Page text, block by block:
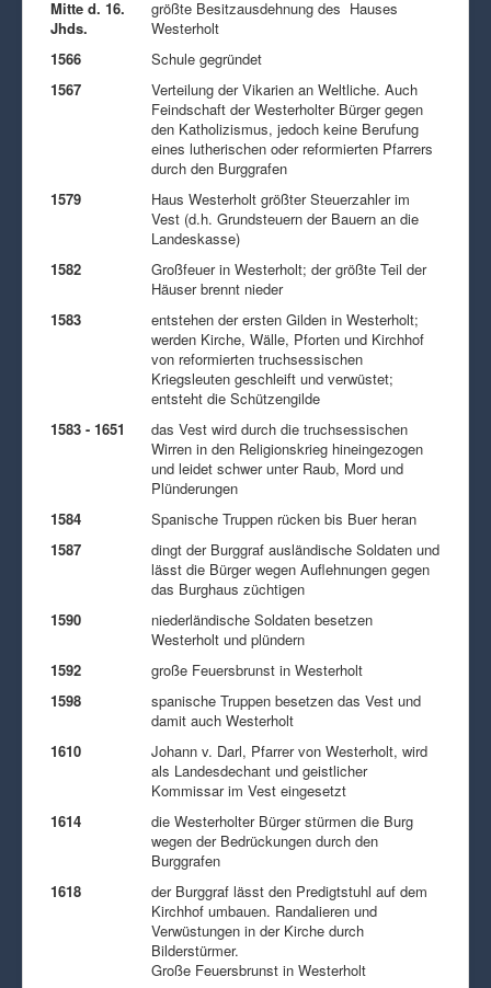
Mitte d. 16.
Jhds.
größte Besitzausdehnung des Hauses
Westerholt
1566
Schule gegründet
1567
Verteilung der Vikarien an Weltliche. Auch
Feindschaft der Westerholter Bürger gegen
den Katholizismus, jedoch keine Berufung
eines lutherischen oder reformierten Pfarrers
durch den Burggrafen
1579
Haus Westerholt größter Steuerzahler im
Vest (d.h. Grundsteuern der Bauern an die
Landeskasse)
1582
Großfeuer in Westerholt; der größte Teil der
Häuser brennt nieder
1583
entstehen der ersten Gilden in Westerholt;
werden Kirche, Wälle, Pforten und Kirchhof
von reformierten truchsessischen
Kriegsleuten geschleift und verwüstet;
entsteht die Schützengilde
1583 - 1651
das Vest wird durch die truchsessischen
Wirren in den Religionskrieg hineingezogen
und leidet schwer unter Raub, Mord und
Plünderungen
1584
Spanische Truppen rücken bis Buer heran
1587
dingt der Burggraf ausländische Soldaten und
lässt die Bürger wegen Auflehnungen gegen
das Burghaus züchtigen
1590
niederländische Soldaten besetzen
Westerholt und plündern
1592
große Feuersbrunst in Westerholt
1598
spanische Truppen besetzen das Vest und
damit auch Westerholt
1610
Johann v. Darl, Pfarrer von Westerholt, wird
als Landesdechant und geistlicher
Kommissar im Vest eingesetzt
1614
die Westerholter Bürger stürmen die Burg
wegen der Bedrückungen durch den
Burggrafen
1618
der Burggraf lässt den Predigtstuhl auf dem
Kirchhof umbauen. Randalieren und
Verwüstungen in der Kirche durch
Bilderstürmer.
Große Feuersbrunst in Westerholt